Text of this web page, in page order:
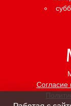
Согласие